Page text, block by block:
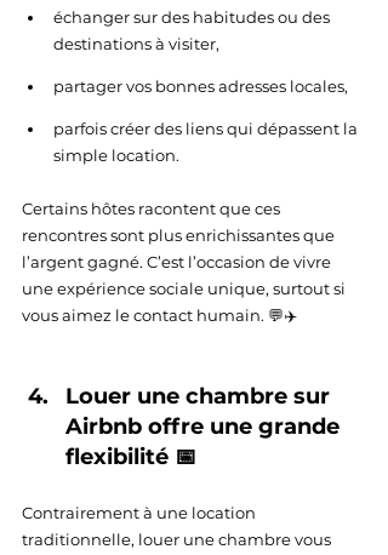
échanger sur des habitudes ou des
destinations à visiter,
partager vos bonnes adresses locales,
parfois créer des liens qui dépassent la
simple location.
Certains hôtes racontent que ces
rencontres sont plus enrichissantes que
l’argent gagné. C’est l’occasion de vivre
une expérience sociale unique, surtout si
vous aimez le contact humain. 💬✈️
Louer une chambre sur
Airbnb offre une grande
flexibilité 📅
Contrairement à une location
traditionnelle, louer une chambre vous